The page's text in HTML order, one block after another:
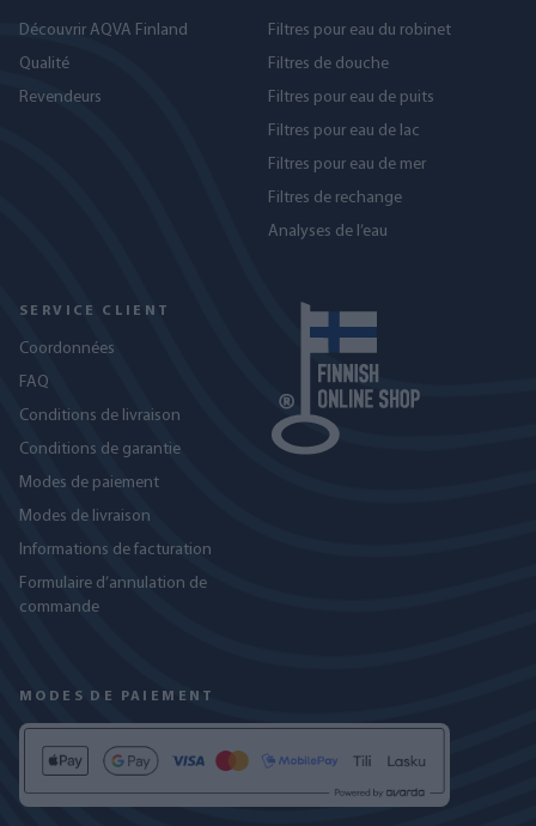
Découvrir AQVA Finland
Qualité
Revendeurs
Filtres pour eau du robinet
Filtres de douche
Filtres pour eau de puits
Filtres pour eau de lac
Filtres pour eau de mer
Filtres de rechange
Analyses de l’eau
SERVICE CLIENT
Coordonnées
FAQ
Conditions de livraison
Conditions de garantie
Modes de paiement
Modes de livraison
Informations de facturation
Formulaire d’annulation de
commande
MODES DE PAIEMENT